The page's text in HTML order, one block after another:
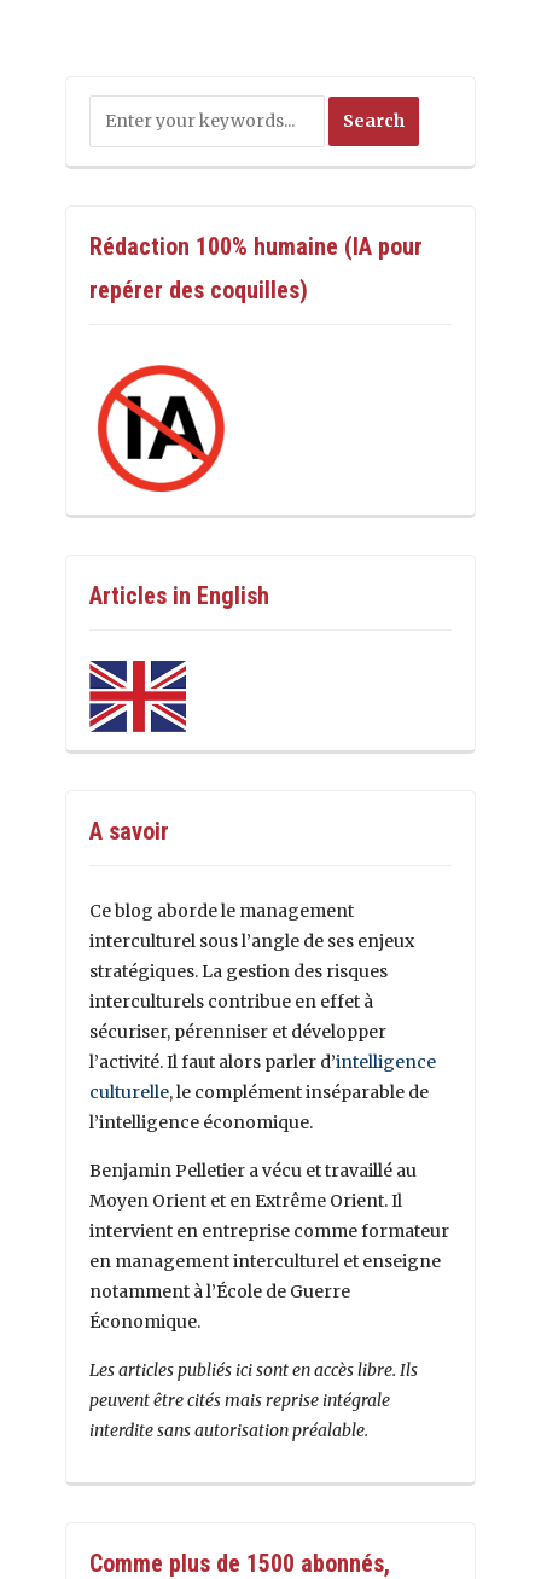
Rédaction 100% humaine (IA pour
repérer des coquilles)
Articles in English
A savoir
Ce blog aborde le management
interculturel sous l’angle de ses enjeux
stratégiques. La gestion des risques
interculturels contribue en effet à
sécuriser, pérenniser et développer
l’activité. Il faut alors parler d’intelligence
culturelle, le complément inséparable de
l’intelligence économique.
Benjamin Pelletier a vécu et travaillé au
Moyen Orient et en Extrême Orient. Il
intervient en entreprise comme formateur
en management interculturel et enseigne
notamment à l’École de Guerre
Économique.
Les articles publiés ici sont en accès libre. Ils
peuvent être cités mais reprise intégrale
interdite sans autorisation préalable.
Comme plus de 1500 abonnés,